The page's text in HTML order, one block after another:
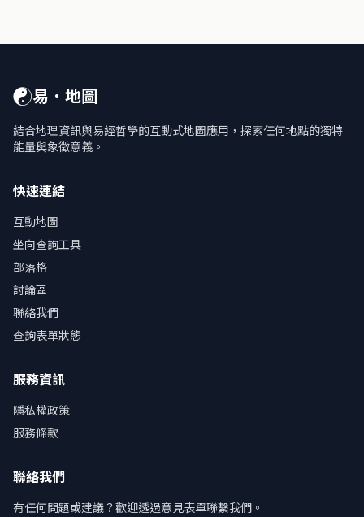
☯易．地圖
結合地理資訊與易經哲學的互動式地圖應用，探索任何地點的獨特
能量與象徵意義。
快速連結
互動地圖
坐向查詢工具
部落格
討論區
聯絡我們
查詢表單狀態
服務資訊
隱私權政策
服務條款
聯絡我們
有任何問題或建議？歡迎透過意見表單聯繫我們。